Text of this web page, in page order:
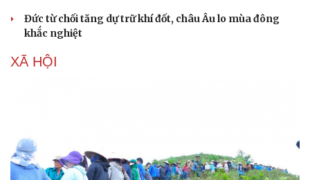
Đức từ chối tăng dự trữ khí đốt, châu Âu lo mùa đông
khắc nghiệt
XÃ HỘI